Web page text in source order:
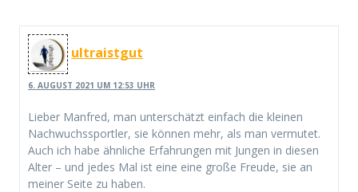
ultraistgut
6. AUGUST 2021 UM 12:53 UHR
Lieber Manfred, man unterschätzt einfach die kleinen
Nachwuchssportler, sie können mehr, als man vermutet.
Auch ich habe ähnliche Erfahrungen mit Jungen in diesen
Alter – und jedes Mal ist eine eine große Freude, sie an
meiner Seite zu haben.